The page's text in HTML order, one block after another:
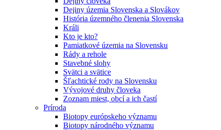
Dejiny územia Slovenska a Slovákov
História územného členenia Slovenska
Králi
Kto je kto?
Pamiatkové územia na Slovensku
Rády a rehole
Stavebné slohy
Svätci a svätice
Šľachtické rody na Slovensku
Vývojové druhy človeka
Zoznam miest, obcí a ich častí
Príroda
Biotopy európskeho významu
Biotopy národného významu